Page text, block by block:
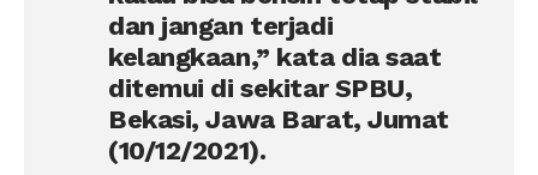
dan jangan terjadi
kelangkaan,” kata dia saat
ditemui di sekitar SPBU,
Bekasi, Jawa Barat, Jumat
(10/12/2021).